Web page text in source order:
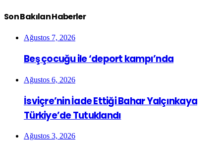
Son Bakılan Haberler
Ağustos 7, 2026
Beş çocuğu ile ‘deport kampı’nda
Ağustos 6, 2026
İsviçre’nin İade Ettiği Bahar Yalçınkaya
Türkiye’de Tutuklandı
Ağustos 3, 2026